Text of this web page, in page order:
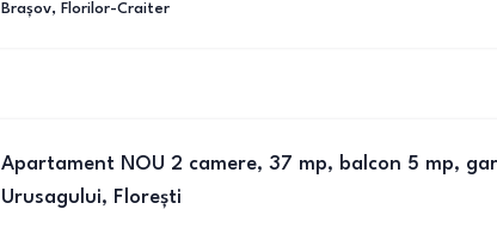
Brașov, Florilor-Craiter
Apartament NOU 2 camere, 37 mp, balcon 5 mp,
Urusagului, Florești